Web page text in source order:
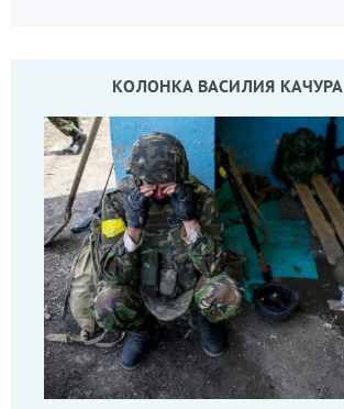
КОЛОНКА ВАСИЛИЯ КАЧУРА